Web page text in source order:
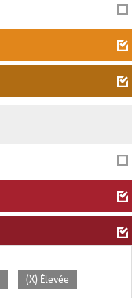
(X) Élevée